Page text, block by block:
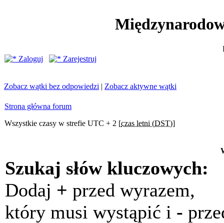
Zaloguj
Zarejestruj
Zobacz wątki bez odpowiedzi | Zobacz aktywne wątki
Strona główna forum
Wszystkie czasy w strefie UTC + 2 [czas letni (DST)]
Szukaj słów kluczowych:
Dodaj + przed wyrazem,
który musi wystąpić i -